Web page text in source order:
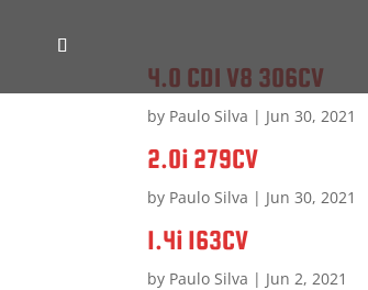
4.0 CDI V8 306CV
by Paulo Silva | Jun 30, 2021
2.0i 279CV
by Paulo Silva | Jun 30, 2021
1.4i 163CV
by Paulo Silva | Jun 2, 2021